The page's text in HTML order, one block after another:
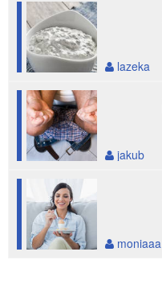
lazeka
jakub
moniaaa